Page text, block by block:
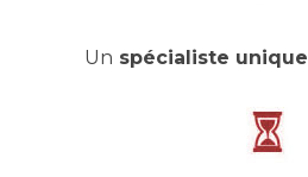
Un spécialiste unique